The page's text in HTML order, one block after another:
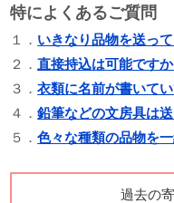
特によくあるご質問
１． いきなり品物を送っ
２．直接持込は可能ですか
３．衣類に名前が書いて
４．鉛筆などの文房具は
５．色々な種類の品物を
過去の